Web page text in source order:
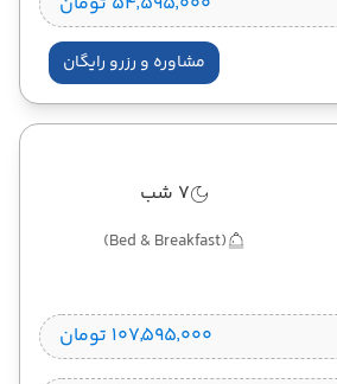
مشاوره و رزرو رایگان
7 شب
(Bed & Breakfast)
۱۰۷٬۵۹۵٬۰۰۰ تومان